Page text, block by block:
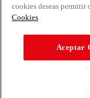
cookies deseas permitir
Cookies
Aceptar